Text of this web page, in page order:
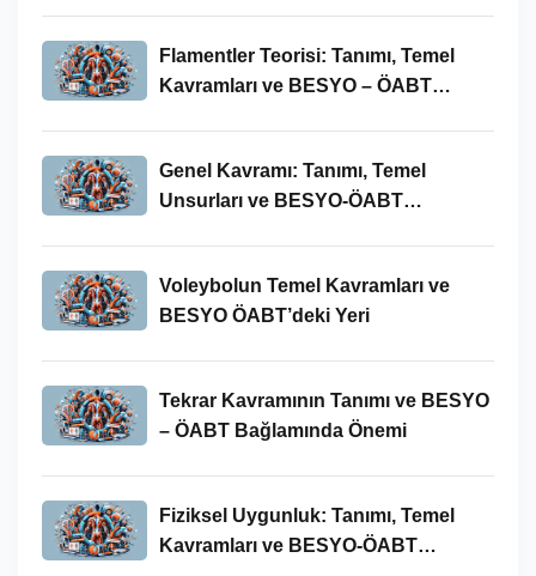
Flamentler Teorisi: Tanımı, Temel
Kavramları ve BESYO – ÖABT
Genel Kavramı: Tanımı, Temel
Unsurları ve BESYO-ÖABT
Voleybolun Temel Kavramları ve
BESYO ÖABT’deki Yeri
Tekrar Kavramının Tanımı ve BESYO
– ÖABT Bağlamında Önemi
Fiziksel Uygunluk: Tanımı, Temel
Kavramları ve BESYO-ÖABT